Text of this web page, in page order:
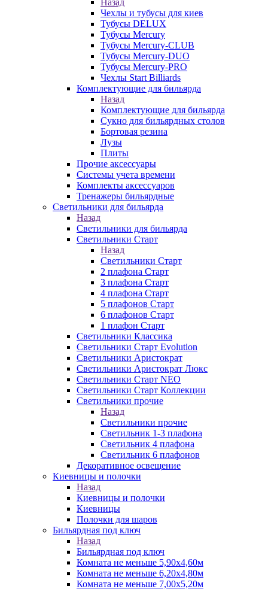
Назад
Чехлы и тубусы для киев
Тубусы DELUX
Тубусы Mercury
Тубусы Mercury-CLUB
Тубусы Mercury-DUO
Тубусы Mercury-PRO
Чехлы Start Billiards
Комплектующие для бильярда
Назад
Комплектующие для бильярда
Сукно для бильярдных столов
Бортовая резина
Лузы
Плиты
Прочие аксессуары
Системы учета времени
Комплекты аксессуаров
Тренажеры бильярдные
Светильники для бильярда
Назад
Светильники для бильярда
Светильники Старт
Назад
Светильники Старт
2 плафона Старт
3 плафона Старт
4 плафона Старт
5 плафонов Старт
6 плафонов Старт
1 плафон Старт
Светильники Классика
Светильники Старт Evolution
Светильники Аристократ
Светильники Аристократ Люкс
Светильники Старт NEO
Светильники Старт Коллекции
Светильники прочие
Назад
Светильники прочие
Светильник 1-3 плафона
Светильник 4 плафона
Светильник 6 плафонов
Декоративное освещение
Киевницы и полочки
Назад
Киевницы и полочки
Киевницы
Полочки для шаров
Бильярдная под ключ
Назад
Бильярдная под ключ
Комната не меньше 5,90х4,60м
Комната не меньше 6,20х4,80м
Комната не меньше 7,00х5,20м